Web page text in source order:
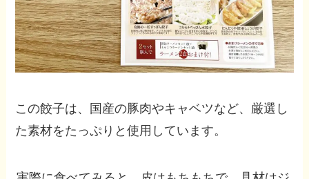
この餃子は、国産の豚肉やキャベツなど、厳選し
た素材をたっぷりと使用しています。